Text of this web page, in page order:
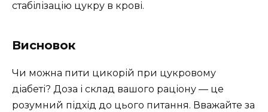
стабілізацію цукру в крові.
Висновок
Чи можна пити цикорій при цукровому
діабеті? Доза і склад вашого раціону — це
розумний підхід до цього питання. Вважайте за